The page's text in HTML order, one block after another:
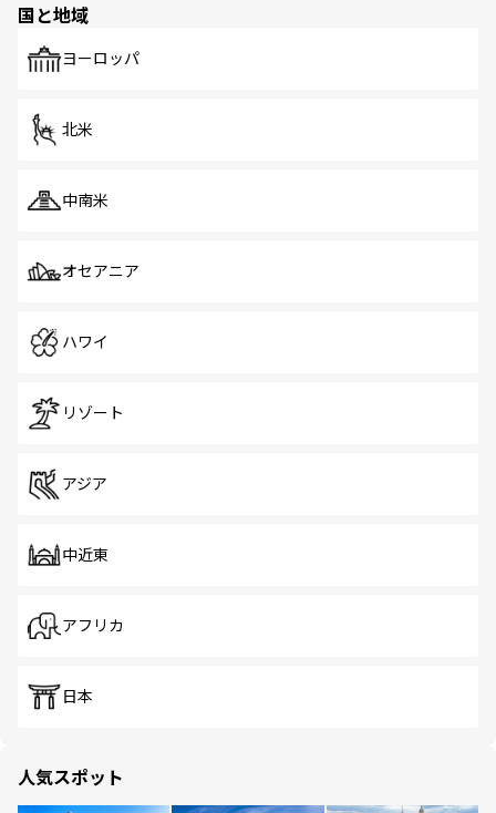
で、ホーカーズは地元の風情を楽しめる外せないスポット
国と地域
ヨーロッパ
北米
中南米
オセアニア
ハワイ
リゾート
アジア
中近東
アフリカ
日本
人気スポット